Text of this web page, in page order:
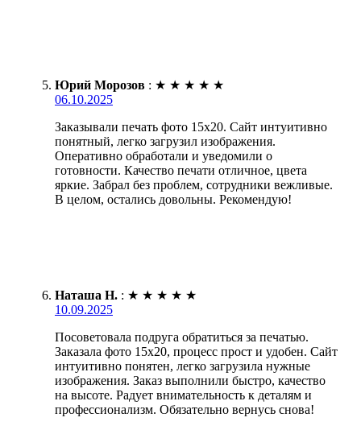
Юрий Морозов : ★ ★ ★ ★ ★
06.10.2025
Заказывали печать фото 15х20. Сайт интуитивно
понятный, легко загрузил изображения.
Оперативно обработали и уведомили о
готовности. Качество печати отличное, цвета
яркие. Забрал без проблем, сотрудники вежливые.
В целом, остались довольны. Рекомендую!
Наташа Н. : ★ ★ ★ ★ ★
10.09.2025
Посоветовала подруга обратиться за печатью.
Заказала фото 15х20, процесс прост и удобен. Сайт
интуитивно понятен, легко загрузила нужные
изображения. Заказ выполнили быстро, качество
на высоте. Радует внимательность к деталям и
профессионализм. Обязательно вернусь снова!